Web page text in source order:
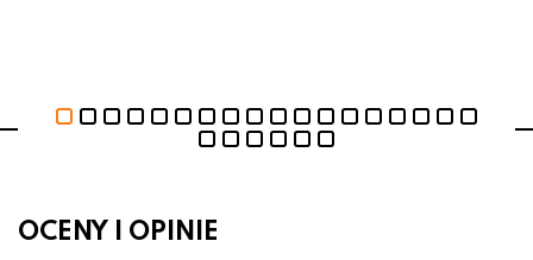
OCENY I OPINIE